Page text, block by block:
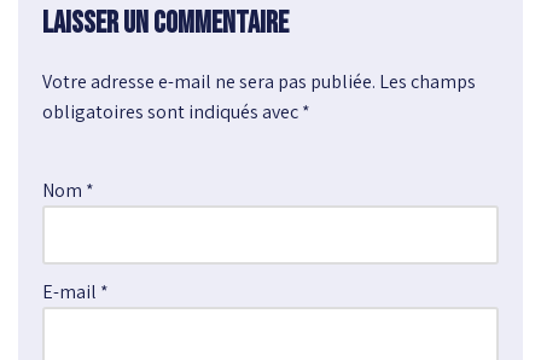
Laisser un commentaire
Votre adresse e-mail ne sera pas publiée. Les champs
obligatoires sont indiqués avec*
Nom *
E-mail *
A
l
r
a
t